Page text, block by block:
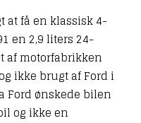
at få en klassisk 4-
en 2,9 liters 24-
af motorfabrikken
ikke brugt af Ford i
Ford ønskede bilen
og ikke en